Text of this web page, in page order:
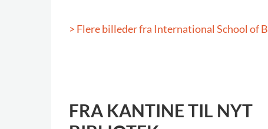
> Flere billeder fra International School of
FRA KANTINE TIL NYT